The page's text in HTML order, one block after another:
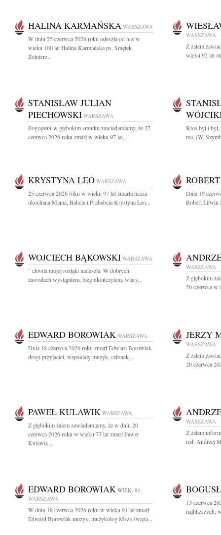
HALINA KARMAŃSKA WARSZAWA
W dniu 25 czerwca 2026 roku odeszła od nas w
wieku 100 lat Halina Karmańska ps. Smętek
Żołnierz...
WARSZAWA
Z żalem
wieku 92 lat
STANISŁAW JULIAN
PIECHOWSKI WARSZAWA
Pogrążeni w głębokim smutku zawiadamiamy, że 27
czerwca 2026 roku zmarł w wieku 97 lat...
Ktoś był i
ma. (W.
KRYSTYNA LEO WARSZAWA
25 czerwca 2026 roku w wieku 97 lat zmarła nasza
ukochana Mama, Babcia i Prababcia Krystyna Leo...
Dnia 19
Robert Litwin
WOJCIECH BĄKOWSKI WARSZAWA
" chwila mojej rozłąki nadeszła. W dobrych
zawodach wystąpiłem, bieg ukończyłem, wiary...
WARSZAWA
Z głębokim
20 czerwca w
EDWARD BOROWIAK WARSZAWA
Dnia 18 czerwca 2026 roku zmarł Edward Borowiak
drogi przyjaciel, wspaniały muzyk, członek...
JERZY
WARSZAWA
Z żalem
20 czerwca
PAWEŁ KULAWIK WARSZAWA
Z głębokim żalem zawiadamiamy, że w dniu 20
czerwca 2026 roku w wieku 77 lat zmarł Paweł
Kulawik...
WARSZAWA
Z żalem
red. Andrzej
EDWARD BOROWIAK WIEK: 91
WARSZAWA
W dniu 18 czerwca 2026 roku w wieku 91 lat zmarł
Edward Borowiak muzyk, muzykolog Msza święta...
13 czerwca
najbliższych,